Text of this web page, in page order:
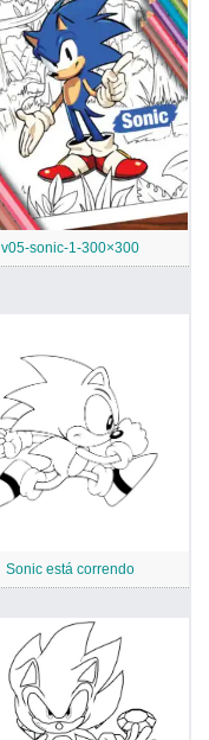
v05-sonic-1-300×300
Sonic está correndo